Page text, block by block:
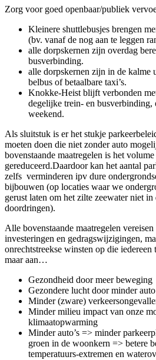
Zorg voor goed openbaar/publiek
Kleinere shuttlebusjes brengen
(bv. vanaf de nog aan te leggen
alle dorpskernen zijn overdag
busverbinding.
alle dorpskernen zijn in de kalme
belbus of betaalbare taxi’s.
Knokke-Heist blijft verbonden
degelijke trein- en busverbinding,
weekend.
Als sluitstuk is er het stukje
moeten doen die niet zonder auto
bovenstaande maatregelen is het
gereduceerd.Daardoor kan het aantal
zelfs verminderen ipv dure
bijbouwen (op locaties waar we
gerust laten om het zilte zeewater niet
doordringen).
Alle bovenstaande maatregelen vereisen
investeringen en gedragswijzigingen,
onrechtstreekse winsten op die
maar aan…
Gezondheid door meer beweging
Gezondere lucht door minder
Minder (zware)
Minder milieu impact van onze
klimaatopwarming
Minder auto’s => minder
groen in de woonkern => betere
temperatuurs-extremen en